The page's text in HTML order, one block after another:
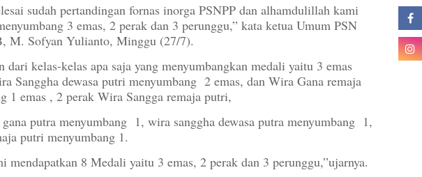
sudah pertandingan fornas inorga PSNPP dan alhamdulillah kami
3 emas, 2 perak dan 3 perunggu,” kata ketua Umum PSN
M. Sofyan Yulianto, Minggu (27/7).
dari kelas-kelas apa saja yang menyumbangkan medali yaitu 3 emas
Sanggha dewasa putri menyumbang 2 emas, dan Wira Gana remaja
1 emas , 2 perak Wira Sangga remaja putri,
putra menyumbang 1, wira sanggha dewasa putra menyumbang 1,
putri menyumbang 1.
mendapatkan 8 Medali yaitu 3 emas, 2 perak dan 3 perunggu,”ujarnya.